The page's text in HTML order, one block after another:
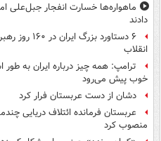
ماهواره‌ها خسارت انفجار جبل‌علی
دادند
۶ دستاورد بزرگ
انقلاب
ترامپ: همه چیز درباره ایران به طور
خوب پیش می‌رود
دشان از دست عربستان فرار کرد
عربستان فرمانده ائتلاف دریایی
منصوب کرد